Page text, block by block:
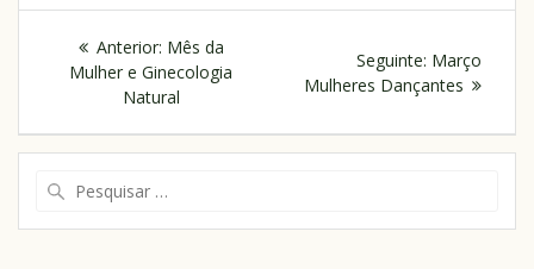
Anterior: Mês da
Mulher e Ginecologia
Natural
Seguinte: Março
Mulheres Dançantes